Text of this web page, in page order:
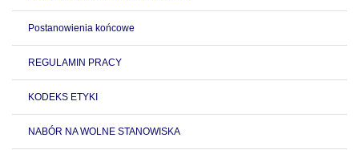
Postanowienia końcowe
REGULAMIN PRACY
KODEKS ETYKI
NABÓR NA WOLNE STANOWISKA